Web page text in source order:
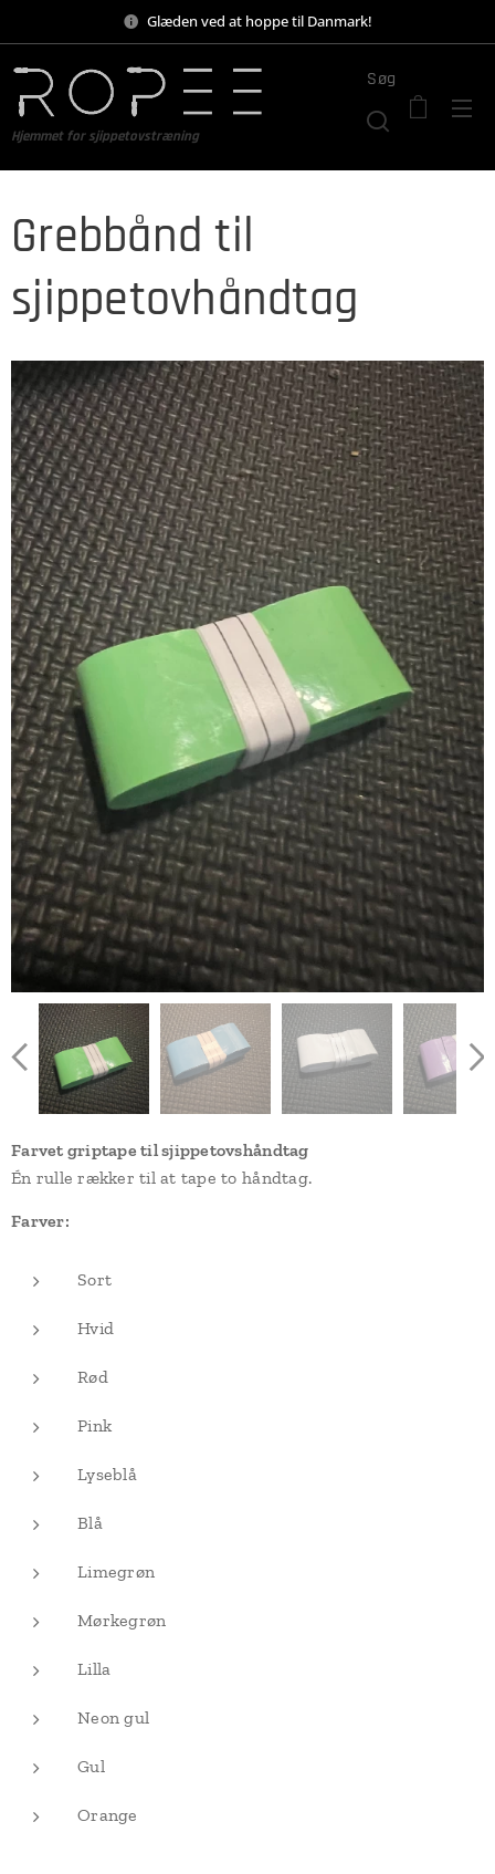
Glæden ved at hoppe til Danmark!
Hjemmet for sjippetovstræning
Søg
Grebbånd til
sjippetovhåndtag
Farvet griptape til sjippetovshåndtag
Én rulle rækker til at tape to håndtag.
Farver:
Sort
Hvid
Rød
Pink
Lyseblå
Blå
Limegrøn
Mørkegrøn
Lilla
Neon gul
Gul
Orange